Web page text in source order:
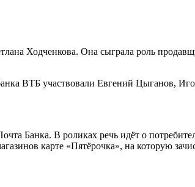
Ходченкова. Она сыграла роль
ВТБ участвовали Евгений Цыганов,
Банка. В роликах речь идёт о
карте «Пятёрочка», на которую